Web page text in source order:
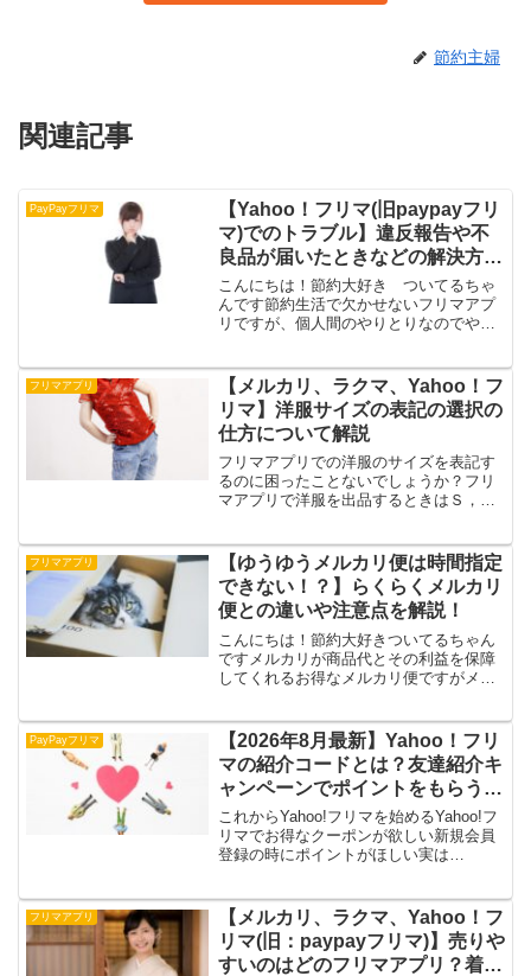
節約主婦
関連記事
PayPayフリマ
【Yahoo！フリマ(旧paypayフリ
マ)でのトラブル】違反報告や不
良品が届いたときなどの解決方
法！
こんにちは！節約大好き ついてるちゃ
んです節約生活で欠かせないフリマアプ
リですが、個人間のやりとりなのでやは
っていますこちらのヘルプも参考に
Yahoo！フリマで起こ...
フリマアプリ
【メルカリ、ラクマ、Yahoo！フ
リマ】洋服サイズの表記の選択の
仕方について解説
フリマアプリでの洋服のサイズを表記す
るのに困ったことないでしょうか？フリ
マアプリで洋服を出品するときはＳ，
とかと書かれている洋服はＳ、Ｍ，Ｌど
れを選択...
フリマアプリ
【ゆうゆうメルカリ便は時間指定
できない！？】らくらくメルカリ
便との違いや注意点を解説！
こんにちは！節約大好きついてるちゃん
ですメルカリが商品代とその利益を保障
してくれるお得なメルカリ便ですがメル
ゆうメルカリ便があります補償内容など
ほとんど似ているのですが...
PayPayフリマ
【2026年8月最新】Yahoo！フリ
マの紹介コードとは？友達紹介キ
ャンペーンでポイントをもらう方
法を紹介
これからYahoo!フリマを始めるYahoo!フ
リマでお得なクーポンが欲しい新規会員
登録の時にポイントがほしい実は
ポイントがもらえることがあります。こ
のキャンペーン...
フリマアプリ
【メルカリ、ラクマ、Yahoo！フ
リマ(旧：paypayフリマ)】売りや
すいのはどのフリマアプリ？着物